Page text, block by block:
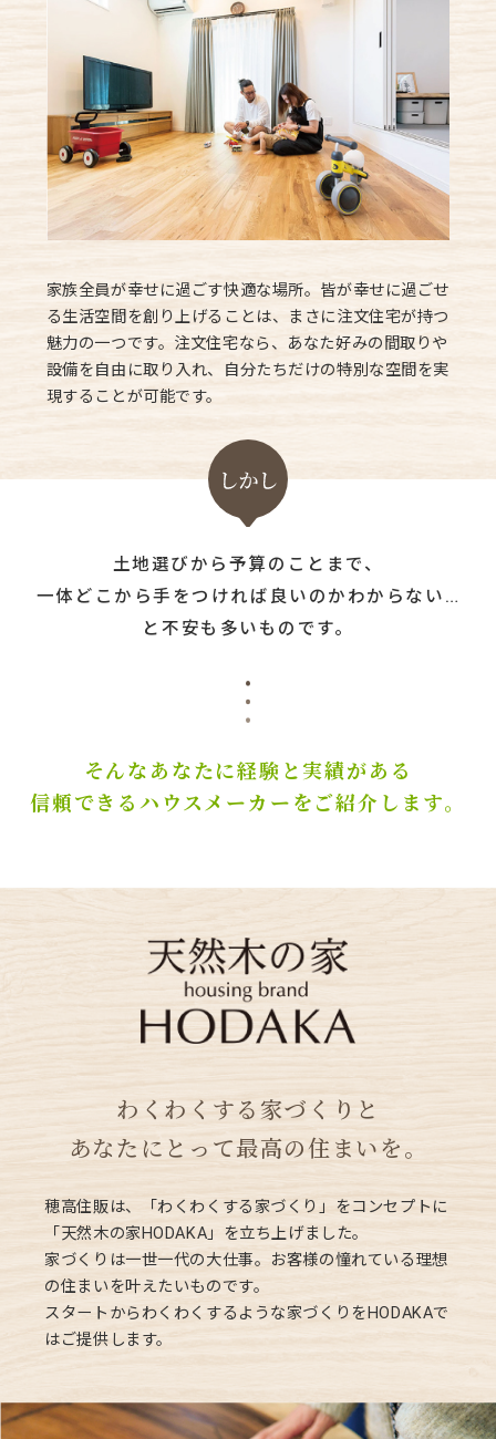
家族全員が幸せに過ごす快適な場所。皆が幸せに過ごせ
る生活空間を創り上げることは、まさに注文住宅が持つ
魅力の一つです。注文住宅なら、あなた好みの間取りや
設備を自由に取り入れ、自分たちだけの特別な空間を実
現することが可能です。
土地選びから予算のことまで、
一体どこから手をつければ良いのかわからない…
と不安も多いものです。
そんなあなたに経験と実績がある
信頼できるハウスメーカーをご紹介します。
わくわくする家づくりと
あなたにとって最高の住まいを。
穂高住販は、「わくわくする家づくり」をコンセプトに
「天然木の家HODAKA」を立ち上げました。
家づくりは一世一代の大仕事。お客様の憧れている理想
の住まいを叶えたいものです。
スタートからわくわくするような家づくりをHODAKAで
はご提供します。